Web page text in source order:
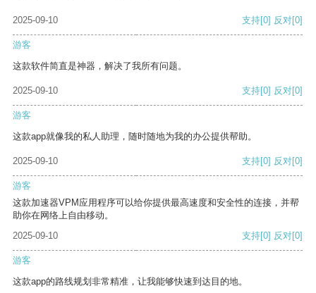
2025-09-10 支持[0] 反对[0]
游客
这款软件简直是神器，解决了我所有问题。
2025-09-10 支持[0] 反对[0]
游客
这款app就像我的私人助理，随时随地为我的办公提供帮助。
2025-09-10 支持[0] 反对[0]
游客
这款加速器VPM应用程序可以给你提供最高速度和安全性的连接，并帮
助你在网络上自由移动。
2025-09-10
支持[0] 反对[0]
游客
这款app的路线规划非常精准，让我能够快速到达目的地。